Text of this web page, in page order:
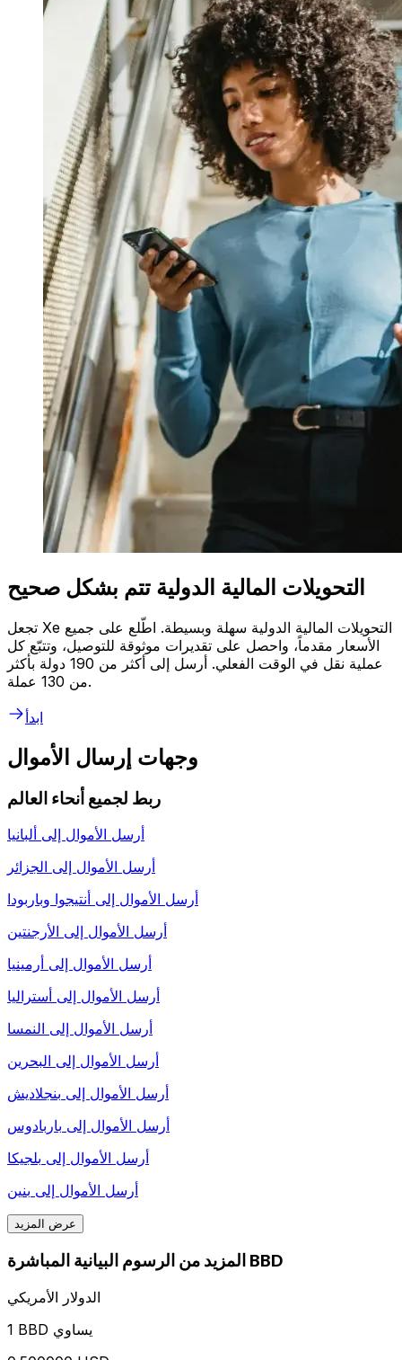
التحويلات المالية الدولية تتم بشكل صحيح
تجعل Xe التحويلات المالية الدولية سهلة وبسيطة. اطّلع على جميع
الأسعار مقدماً، واحصل على تقديرات موثوقة للتوصيل، وتتبّع كل
عملية نقل في الوقت الفعلي. أرسل إلى أكثر من 190 دولة بأكثر
من 130 عملة.
ابدأ
وجهات إرسال الأموال
ربط لجميع أنحاء العالم
أرسل الأموال إلى ألبانيا
أرسل الأموال إلى الجزائر
أرسل الأموال إلى أنتيجوا وباربودا
أرسل الأموال إلى الأرجنتين
أرسل الأموال إلى أرمينيا
أرسل الأموال إلى أستراليا
أرسل الأموال إلى النمسا
أرسل الأموال إلى البحرين
أرسل الأموال إلى بنجلاديش
أرسل الأموال إلى باربادوس
أرسل الأموال إلى بلجيكا
أرسل الأموال إلى بنين
عرض المزيد
المزيد من الرسوم البيانية المباشرة BBD
الدولار الأمريكي
1 BBD يساوي